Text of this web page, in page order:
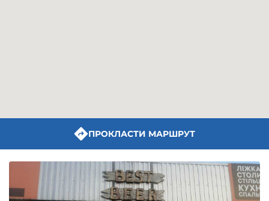
ПРОКЛАСТИ МАРШРУТ